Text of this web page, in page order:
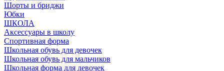
Шорты и бриджи
Юбки
ШКОЛА
Аксессуары в школу
Спортивная форма
Школьная обувь для девочек
Школьная обувь для мальчиков
Школьная форма для девочек